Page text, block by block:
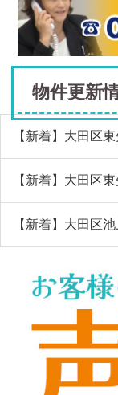
物件更新
【新着】大田区
【新着】大田区
【新着】大田区